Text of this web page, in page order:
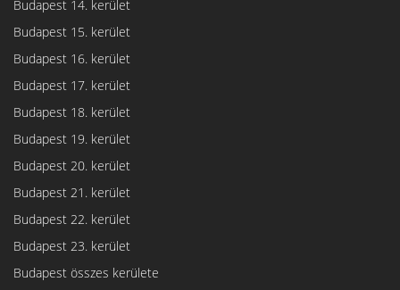
Budapest 14. kerület
Budapest 15. kerület
Budapest 16. kerület
Budapest 17. kerület
Budapest 18. kerület
Budapest 19. kerület
Budapest 20. kerület
Budapest 21. kerület
Budapest 22. kerület
Budapest 23. kerület
Budapest összes kerülete